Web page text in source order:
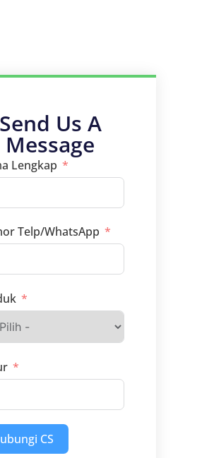
Send Us A
Message
Lengkap
Telp/WhatsApp
CS